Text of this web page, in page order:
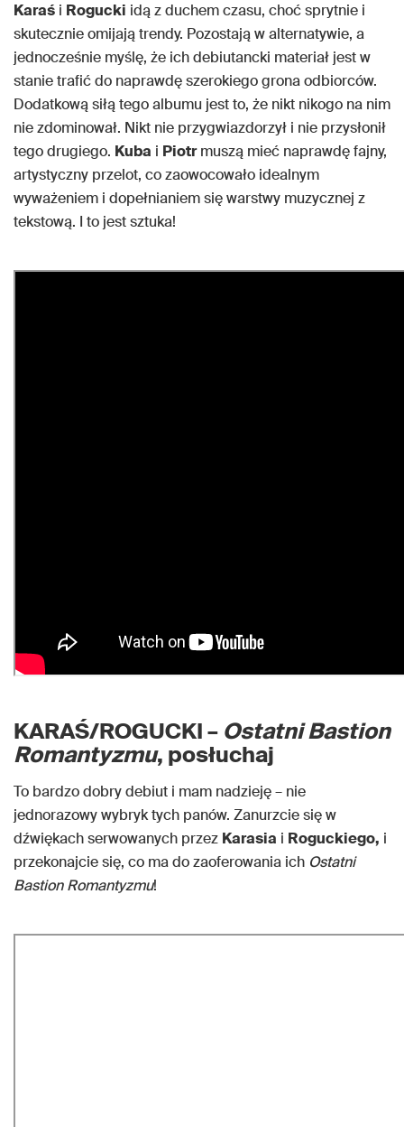
Karaś i Rogucki idą z duchem czasu, choć sprytnie i
skutecznie omijają trendy. Pozostają w alternatywie, a
jednocześnie myślę, że ich debiutancki materiał jest w
stanie trafić do naprawdę szerokiego grona odbiorców.
Dodatkową siłą tego albumu jest to, że nikt nikogo na nim
nie zdominował. Nikt nie przygwiazdorzył i nie przysłonił
tego drugiego. Kuba i Piotrmuszą mieć naprawdę fajny,
artystyczny przelot, co zaowocowało idealnym
wyważeniem i dopełnianiem się warstwy muzycznej z
tekstową. I to jest sztuka!
KARAŚ/ROGUCKI – Ostatni Bastion
Romantyzmu, posłuchaj
To bardzo dobry debiut i mam nadzieję – nie
jednorazowy wybryk tych panów. Zanurzcie się w
dźwiękach serwowanych przez Karasia i Roguckiego, i
przekonajcie się, co ma do zaoferowania ich Ostatni
Bastion Romantyzmu!